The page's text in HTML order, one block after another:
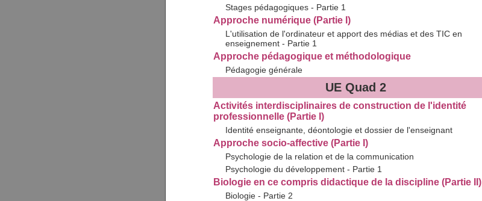
Stages pédagogiques - Partie 1
Approche numérique (Partie I)
L'utilisation de l'ordinateur et apport des médias et des TIC en
enseignement - Partie 1
Approche pédagogique et méthodologique
Pédagogie générale
UE Quad 2
Activités interdisciplinaires de construction de l'identité
professionnelle (Partie I)
Identité enseignante, déontologie et dossier de l'enseignant
Approche socio-affective (Partie I)
Psychologie de la relation et de la communication
Psychologie du développement - Partie 1
Biologie en ce compris didactique de la discipline (Partie II)
Biologie - Partie 2